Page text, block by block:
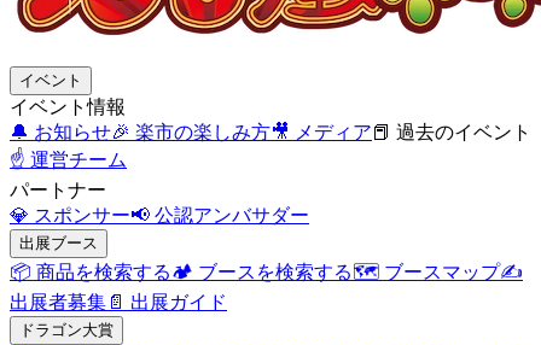
イベント
イベント情報
🔔 お知らせ🎉 楽市の楽しみ方🎥 メディア📕 過去のイベント
☝️ 運営チーム
パートナー
💎 スポンサー📢 公認アンバサダー
出展ブース
📦 商品を検索する🏕️ ブースを検索する🗺️ ブースマップ✍️
出展者募集 📄 出展ガイド
ドラゴン大賞